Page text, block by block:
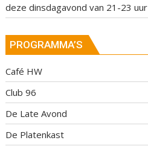
deze dinsdagavond van 21-23 uur
PROGRAMMA’S
Café HW
Club 96
De Late Avond
De Platenkast